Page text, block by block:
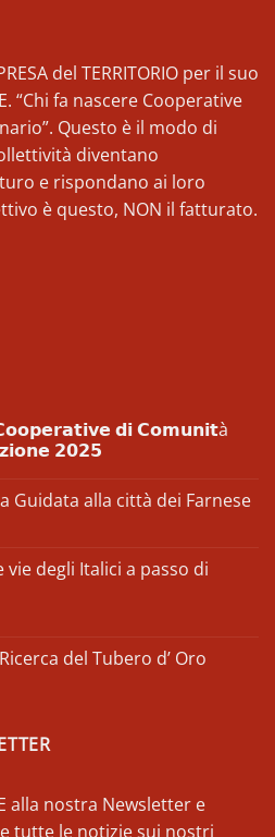
del TERRITORIO per il suo
“Chi fa nascere Cooperative
Questo è il modo di
diventano
e rispondano ai loro
è questo, NON il fatturato.
𝗱𝗶 𝗖𝗼𝗺𝘂𝗻𝗶𝘁à
𝟮𝟬𝟮𝟱
Guidata alla città dei Farnese
vie degli Italici a passo di
del Tubero d’ Oro
alla nostra Newsletter e
tutte le notizie sui nostri